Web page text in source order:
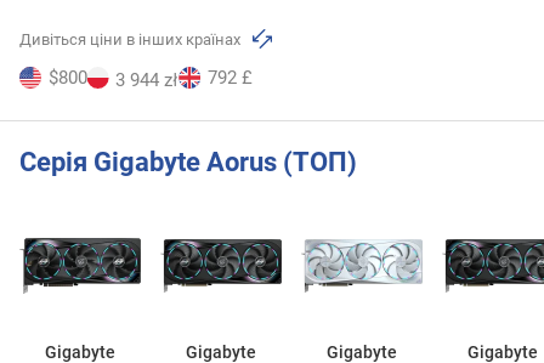
Дивіться ціни в інших країнах
$800 3 944 zł 792 £
Серія Gigabyte Aorus (ТОП)
Gigabyte
Gigabyte
Gigabyte
Gigabyte